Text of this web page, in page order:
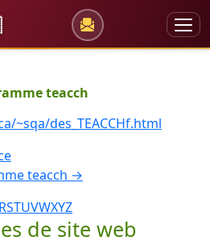
teacch
~sqa/des_TEACCHf.html
teacch →
RSTUVWXYZ
de site web